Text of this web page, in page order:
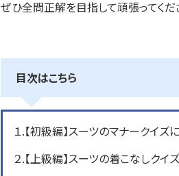
ぜひ全問正解を目指して頑張ってくだ
目次はこちら
１.【初級編】スーツのマナークイズ
２.【上級編】スーツの着こなしクイ